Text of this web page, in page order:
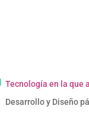
Tecnología en la que
Desarrollo y Diseño